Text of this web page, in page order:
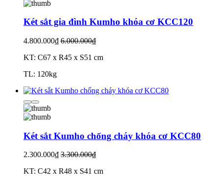
Két sắt gia đình Kumho khóa cơ KCC120
4.800.000₫ 6.000.000₫
KT: C67 x R45 x S51 cm
TL: 120kg
Két sắt Kumho chống cháy khóa cơ KCC80
2.300.000₫ 3.300.000₫
KT: C42 x R48 x S41 cm